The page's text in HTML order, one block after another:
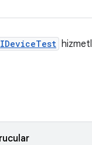
IDeviceTest